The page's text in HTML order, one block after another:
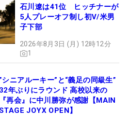
に注目度も増した。家族に支
らツアーでの生活が始まる。
かな） 2001年10月1日生ま
。165センチ ■ゴルフ歴/3
なし ■1W平均飛距離/240ヤ
ス ■プロテスト受験回数/5回
石川遼は41位 ヒッチナーが
5人プレーオフ制し初V/米男
子下部
2026年8月3日 (月) 12時12分
1
シニアルーキー”と“義足の同級生”
32年ぶりにラウンド 高校以来の
『再会』に中川勝弥が感謝【MAIN
JOYX OPEN】